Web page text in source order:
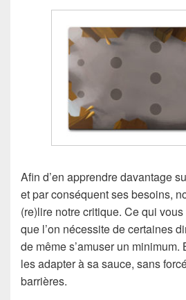
Afin d’en apprendre davantage
et par conséquent ses besoins,
(re)lire notre critique. Ce qui
que l’on nécessite de certaines
de même s’amuser un minimum.
les adapter à sa sauce, sans
barrières.